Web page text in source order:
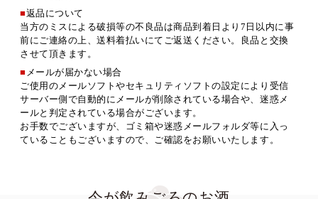
■返品について
当方のミスによる破損等の不良品は商品到着日より7日以内に事
前にご連絡の上、送料着払いにてご返送ください。良品と交換
させて頂きます。
■ メールが届かない場合
ご使用のメールソフトやセキュリティソフトの設定により受信
サーバー側で自動的にメールが削除されている場合や、迷惑メ
ールと判定されている場合がございます。
お手数でございますが、ゴミ箱や迷惑メールフォルダ等に入っ
ていることもございますので、ご確認をお願いいたします。